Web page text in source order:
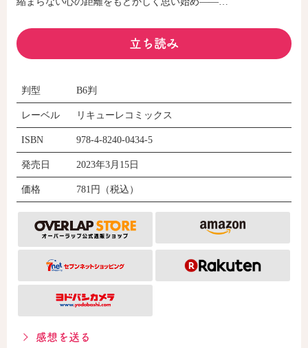
コミックエッセイ
立ち読み
判型 B6判
レーベル リキューレコミックス
ISBN 978-4-8240-0434-5
発売日 2023年3月15日
価格 781円（税込）
感想を送る